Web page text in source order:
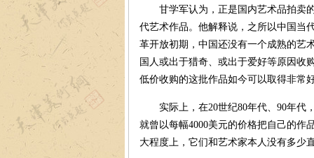
甘学军认为，正是国内艺术品拍卖的
代艺术作品。他解释说，之所以中国当
革开放初期，中国还没有一个成熟的艺
国人或出于猎奇、或出于爱好等原因收
低价收购的这批作品如今可以取得非常
实际上，在20世纪80年代、90年代
就曾以每幅4000美元的价格把自己的作
大程度上，它们和艺术家本人没有多少